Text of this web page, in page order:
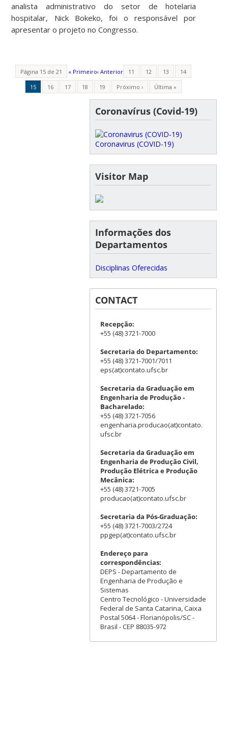
analista administrativo do setor de hotelaria
hospitalar, Nick Bokeko, foi o responsável por
apresentar o projeto no Congresso.
Página 15 de 21 « Primeiro‹ Anterior 11 12 13
14
15
16 17 18 19 Próximo › Última »
Coronavírus (Covid-19)
Coronavirus (COVID-19)
Visitor Map
Informações dos
Departamentos
Disciplinas Oferecidas
CONTACT
Recepção:
+55 (48) 3721-7000
Secretaria do Departamento:
+55 (48) 3721-7001/7011
eps(at)contato.ufsc.br
Secretaria da Graduação em
Engenharia de Produção -
Bacharelado:
+55 (48) 3721-7056
engenharia.producao(at)contato.
ufsc.br
Secretaria da Graduação em
Engenharia de Produção Civil,
Produção Elétrica e Produção
Mecânica:
+55 (48) 3721-7005
producao(at)contato.ufsc.br
Secretaria da Pós-Graduação:
+55 (48) 3721-7003/2724
ppgep(at)contato.ufsc.br
Endereço para
correspondências:
DEPS - Departamento de
Engenharia de Produção e
Sistemas
Centro Tecnológico - Universidade
Federal de Santa Catarina, Caixa
Postal 5064 - Florianópolis/SC -
Brasil - CEP 88035-972